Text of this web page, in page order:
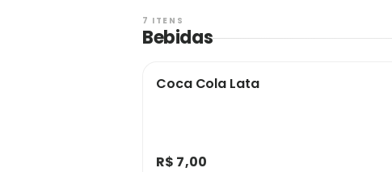
ingredientes produzidos na cidade e região.
Fortalecendo assim a economia local.
7 ITENS
Bebidas
Coca Cola Lata
R$ 7,00